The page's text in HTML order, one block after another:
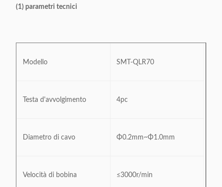
(1) parametri tecnici
Modello SMT-QLR70
Testa d'avvolgimento 4pc
Diametro di cavo Φ0.2mm~Φ1.0mm
Velocità di bobina ≤3000r/min